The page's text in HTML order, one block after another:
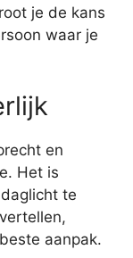
je de kans
waar je
en
Het is
te
aanpak.